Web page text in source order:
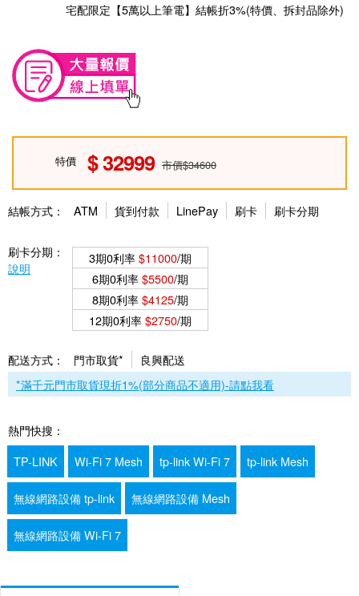
宅配限定【5萬以上筆電】結帳折3%(特價、拆封品除外)
特價 32999 市價$34600
結帳方式： ATM 貨到付款 LinePay 刷卡 刷卡分期
刷卡分期：
說明
3期0利率$11000/期
6期0利率$5500/期
8期0利率$4125/期
12期0利率$2750/期
配送方式： 門市取貨*
良興配送
*滿千元門市取貨現折1%(部分商品不適用)-請點我看
熱門快搜：
TP-LINK
Wi-Fi 7 Mesh tp-link Wi-Fi 7 tp-link Mesh
無線網路設備 tp-link 無線網路設備 Mesh
無線網路設備 Wi-Fi 7